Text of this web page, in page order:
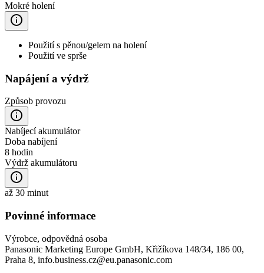
Mokré holení
Použití s pěnou/gelem na holení
Použití ve sprše
Napájení a výdrž
Způsob provozu
Nabíjecí akumulátor
Doba nabíjení
8 hodin
Výdrž akumulátoru
až 30 minut
Povinné informace
Výrobce, odpovědná osoba
Panasonic Marketing Europe GmbH, Křižíkova 148/34, 186 00,
Praha 8, info.business.cz@eu.panasonic.com